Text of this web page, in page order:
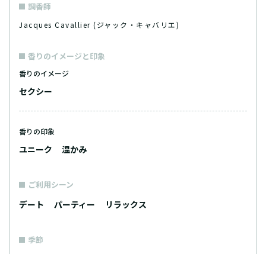
調香師
Jacques Cavallier (ジャック・キャバリエ)
香りのイメージと印象
香りのイメージ
セクシー
香りの印象
ユニーク 温かみ
ご利用シーン
デート パーティー リラックス
季節